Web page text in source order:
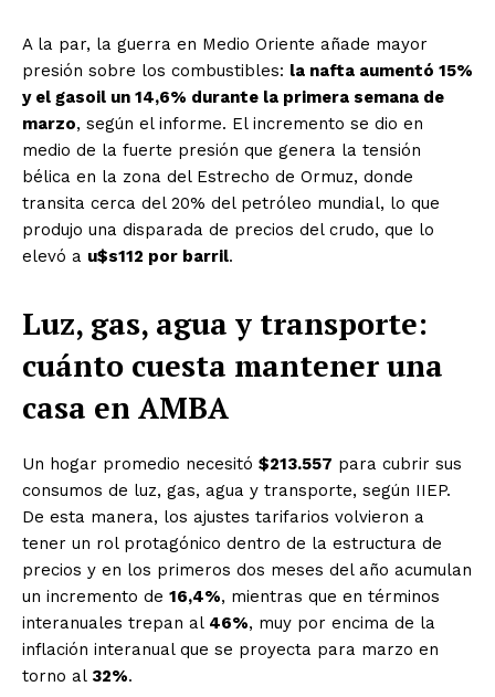
A la par, la guerra en Medio Oriente añade mayor
presión sobre los combustibles: la nafta aumentó 15%
y el gasoil un 14,6% durante la primera semana de
marzo, según el informe. El incremento se dio en
medio de la fuerte presión que genera la tensión
bélica en la zona del Estrecho de Ormuz, donde
transita cerca del 20% del petróleo mundial, lo que
produjo una disparada de precios del crudo, que lo
elevó a u$s112 por barril.
Luz, gas, agua y transporte:
cuánto cuesta mantener una
casa en AMBA
Un hogar promedio necesitó $213.557 para cubrir sus
consumos de luz, gas, agua y transporte, según IIEP.
De esta manera, los ajustes tarifarios volvieron a
tener un rol protagónico dentro de la estructura de
precios y en los primeros dos meses del año acumulan
un incremento de 16,4%, mientras que en términos
interanuales trepan al 46%, muy por encima de la
inflación interanual que se proyecta para marzo en
torno al 32%.